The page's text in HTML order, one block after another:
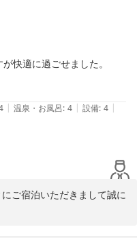
快適に過ごせました。
| 温泉・お風呂: 4 | 設備: 4 |
ご宿泊いただきまして誠に
ました際はまた宜しくお願